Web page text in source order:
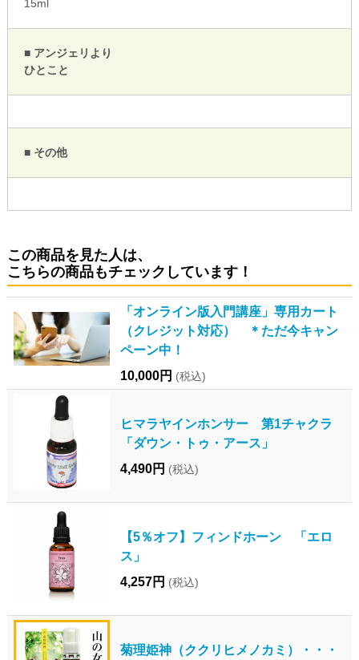
15ml
■ アンジェリより
ひとこと
■ その他
この商品を見た人は、
こちらの商品もチェックしています！
「オンライン版入門講座」専用カート
（クレジット対応） ＊ただ今キャン
ペーン中！
10,000円 (税込)
ヒマラヤインホンサー 第1チャクラ
「ダウン・トゥ・アース」
4,490円 (税込)
【5％オフ】フィンドホーン 「エロ
ス」
4,257円 (税込)
菊理姫神（ククリヒメノカミ）・・・